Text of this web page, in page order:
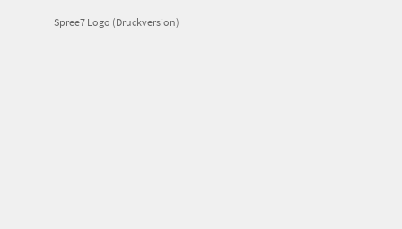
Spree7 Logo (Druckversion)